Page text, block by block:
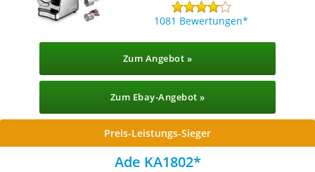
1081 Bewertungen
Zum Angebot »
Zum Ebay-Angebot »
Preis-Leistungs-Sieger
Ade KA1802